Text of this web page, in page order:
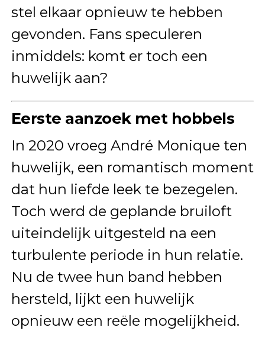
stel elkaar opnieuw te hebben
gevonden. Fans speculeren
inmiddels: komt er toch een
huwelijk aan?
Eerste aanzoek met hobbels
In 2020 vroeg André Monique ten
huwelijk, een romantisch moment
dat hun liefde leek te bezegelen.
Toch werd de geplande bruiloft
uiteindelijk uitgesteld na een
turbulente periode in hun relatie.
Nu de twee hun band hebben
hersteld, lijkt een huwelijk
opnieuw een reële mogelijkheid.